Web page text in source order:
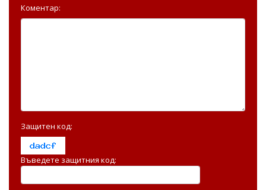
Коментар:
Защитен код:
Въведете защитния код: